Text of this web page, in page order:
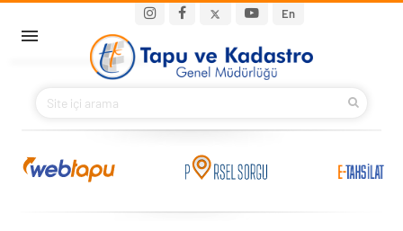
En
Main navigation
BAKANIMIZ
KURUMSAL